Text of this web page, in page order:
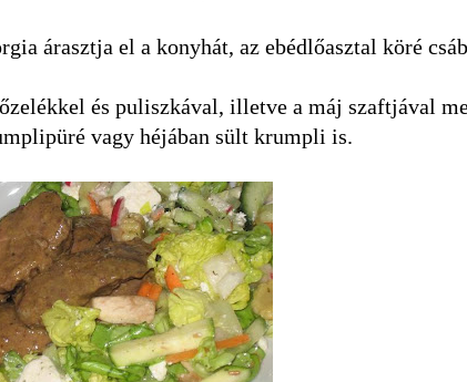
árasztja el a konyhát, az ebédlőasztal köré
és puliszkával, illetve a máj szaftjával
vagy héjában sült krumpli is.